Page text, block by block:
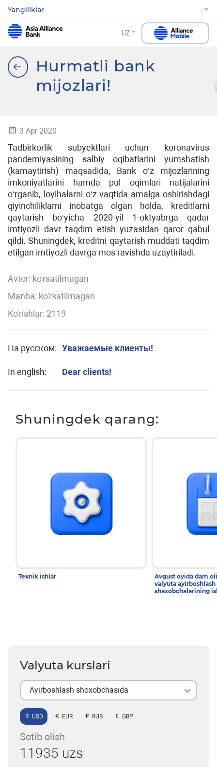
Yangiliklar
UZ
Hurmatli bank
mijozlari!
3 Apr 2020
Tadbirkorlik subyektlari uchun koronavirus
pandemiyasining salbiy oqibatlarini yumshatish
(kamaytirish) maqsadida, Bank o‘z mijozlarining
imkoniyatlarini hamda pul oqimlari natijalarini
o‘rganib, loyihalarni o‘z vaqtida amalga oshirishdagi
qiyinchiliklarni inobatga olgan holda, kreditlarni
qaytarish bo‘yicha 2020-yil 1-oktyabrga qadar
imtiyozli davr taqdim etish yuzasidan qaror qabul
qildi. Shuningdek, kreditni qaytarish muddati taqdim
etilgan imtiyozli davrga mos ravishda uzaytiriladi.
Avtor: ko'rsatilmagan
Manba: ko'rsatilmagan
Ko'rishlar: 2119
На русском: Уважаемые клиенты!
In english: Dear clients!
Shuningdek qarang:
Texnik ishlar
Avgust oyida dam
valyuta ayirboshlash
shaxobchalarining
Valyuta kurslari
Ayirboshlash shoxobchasida
USD EUR RUB GBP
Sotib olish
11935 uzs